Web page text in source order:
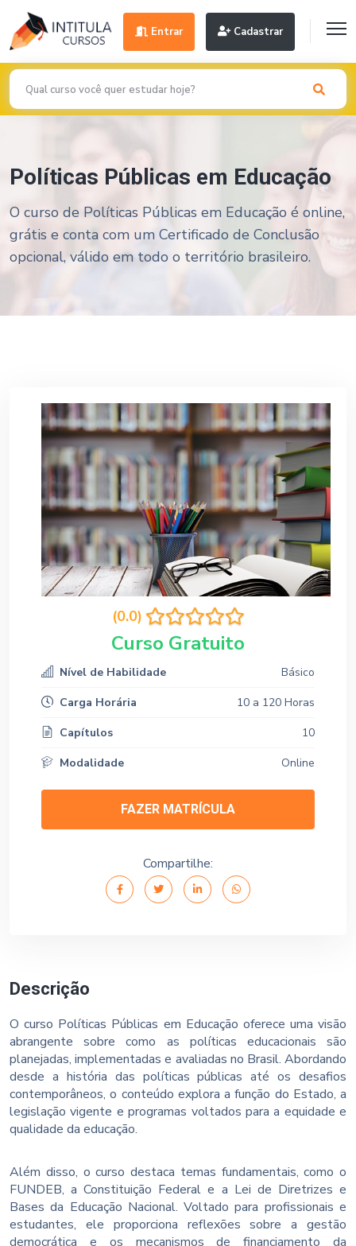
Entrar Cadastrar
Políticas Públicas em Educação
O curso de Políticas Públicas em Educação é online,
grátis e conta com um Certificado de Conclusão
opcional, válido em todo o território brasileiro.
Descrição
O curso Políticas Públicas em Educação oferece uma visão
abrangente sobre como as políticas educacionais são
planejadas, implementadas e avaliadas no Brasil. Abordando
desde a história das políticas públicas até os desafios
contemporâneos, o conteúdo explora a função do Estado, a
legislação vigente e programas voltados para a equidade e
qualidade da educação.
Além disso, o curso destaca temas fundamentais, como o
FUNDEB, a Constituição Federal e a Lei de Diretrizes e
Bases da Educação Nacional. Voltado para profissionais e
estudantes, ele proporciona reflexões sobre a gestão
democrática e os mecanismos de financiamento da
(0.0)
Curso Gratuito
Nível de Habilidade
Básico
Carga Horária
10 a 120 Horas
Capítulos
10
Modalidade
Online
FAZER MATRÍCULA
Compartilhe: